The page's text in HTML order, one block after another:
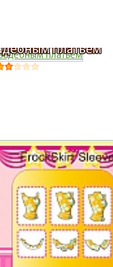
платьем